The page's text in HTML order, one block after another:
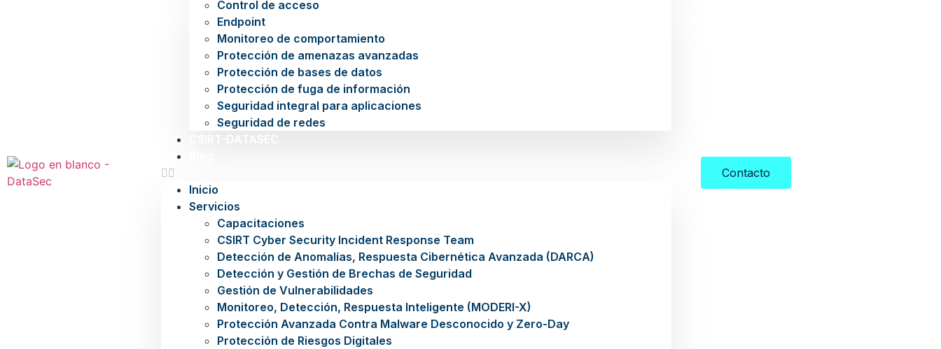
Control de acceso
Endpoint
Monitoreo de comportamiento
Protección de amenazas avanzadas
Protección de bases de datos
Protección de fuga de información
Seguridad integral para aplicaciones
Seguridad de redes
Inicio
Servicios
Capacitaciones
CSIRT Cyber Security Incident Response Team
Detección de Anomalías, Respuesta Cibernética Avanzada (DARCA)
Detección y Gestión de Brechas de Seguridad
Gestión de Vulnerabilidades
Monitoreo, Detección, Respuesta Inteligente (MODERI-X)
Protección Avanzada Contra Malware Desconocido y Zero-Day
Protección de Riesgos Digitales
Contacto